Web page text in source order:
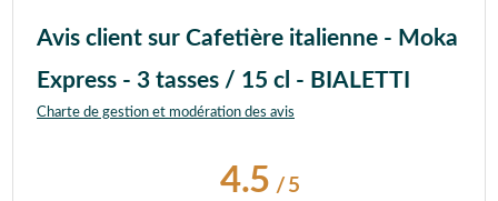
Avis client sur Cafetière italienne - Moka
Express - 3 tasses / 15 cl - BIALETTI
Charte de gestion et modération des avis
4.5/ 5